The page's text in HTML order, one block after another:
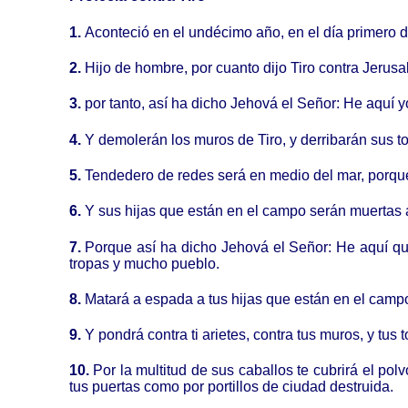
1. Aconteció en el undécimo año, en el día primero
2. Hijo de hombre, por cuanto dijo Tiro contra
3. por tanto, así ha dicho Jehová el Señor: He aquí
4. Y demolerán los muros de Tiro, y derribarán sus
5. Tendedero de redes será en medio del mar,
6. Y sus hijas que están en el campo serán
7. Porque así ha dicho Jehová el Señor: He aquí
tropas y mucho pueblo.
8. Matará a espada a tus hijas que están en el
9. Y pondrá contra ti arietes, contra tus muros, y tus
10. Por la multitud de sus caballos te cubrirá el
tus puertas como por portillos de ciudad destruida.